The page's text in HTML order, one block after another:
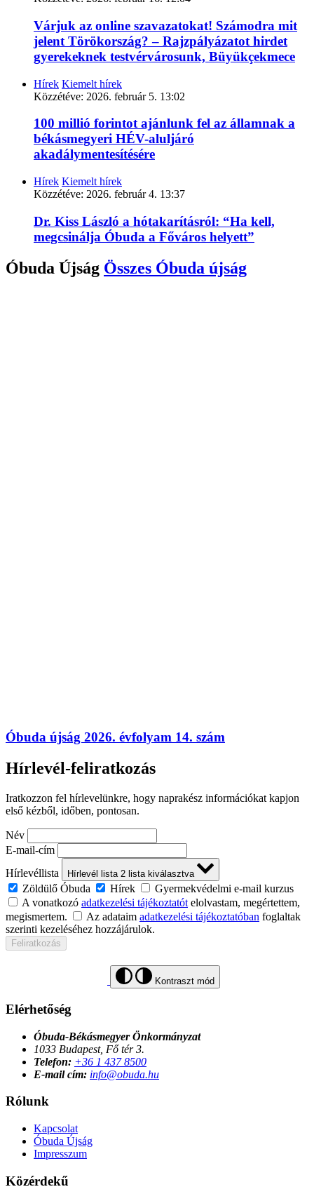
Várjuk az online szavazatokat! Számodra mit
jelent Törökország? – Rajzpályázatot hirdet
gyerekeknek testvérvárosunk, Büyükçekmece
Hírek Kiemelt hírek
Közzétéve: 2026. február 5. 13:02
100 millió forintot ajánlunk fel az államnak a
békásmegyeri HÉV-aluljáró
akadálymentesítésére
Hírek Kiemelt hírek
Közzétéve: 2026. február 4. 13:37
Dr. Kiss László a hótakarításról: “Ha kell,
megcsinálja Óbuda a Főváros helyett”
Óbuda Újság Összes Óbuda újság
Óbuda újság 2026. évfolyam 14. szám
Hírlevél-feliratkozás
Iratkozzon fel hírlevelünkre, hogy naprakész információkat kapjon
első kézből, időben, pontosan.
Név
E-mail-cím
Hírlevéllista
Hírlevél lista 2 lista kiválasztva
Zöldülő Óbuda Hírek
Gyermekvédelmi e-mail kurzus
A vonatkozó adatkezelési tájékoztatót elolvastam, megértettem,
megismertem.
Az adataim adatkezelési tájékoztatóban foglaltak
szerinti kezeléséhez hozzájárulok.
Feliratkozás
Kontraszt mód
Elérhetőség
Óbuda-Békásmegyer Önkormányzat
1033 Budapest, Fő tér 3.
Telefon: +36 1 437 8500
E-mail cím: info@obuda.hu
Rólunk
Kapcsolat
Óbuda Újság
Impresszum
Közérdekű